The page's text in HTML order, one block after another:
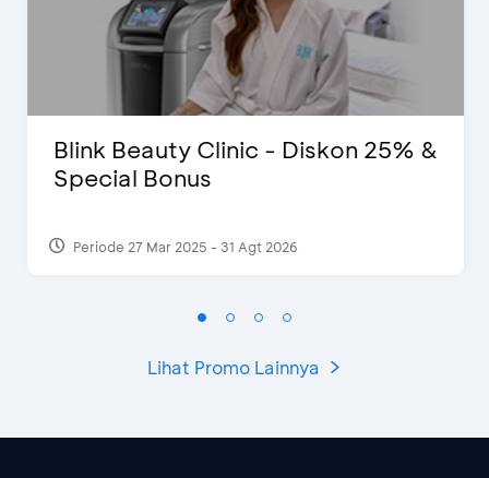
Blink Beauty Clinic - Diskon 25% &
Special Bonus
Periode 27 Mar 2025 - 31 Agt 2026
Lihat Promo Lainnya